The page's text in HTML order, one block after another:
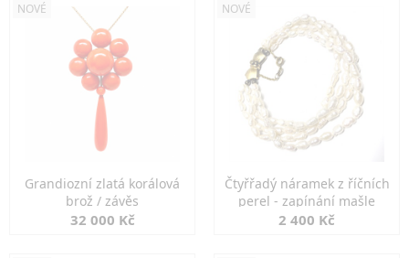
NOVÉ
Grandiozní zlatá korálová
brož / závěs
32 000 Kč
NOVÉ
Čtyřřadý náramek z říčních
perel - zapínání mašle
2 400 Kč